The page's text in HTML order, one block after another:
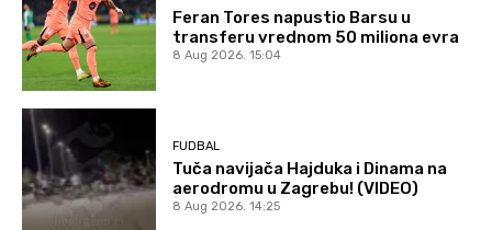
Feran Tores napustio Barsu u
transferu vrednom 50 miliona evra
8 Aug 2026. 15:04
FUDBAL
Tuča navijača Hajduka i Dinama na
aerodromu u Zagrebu! (VIDEO)
8 Aug 2026. 14:25